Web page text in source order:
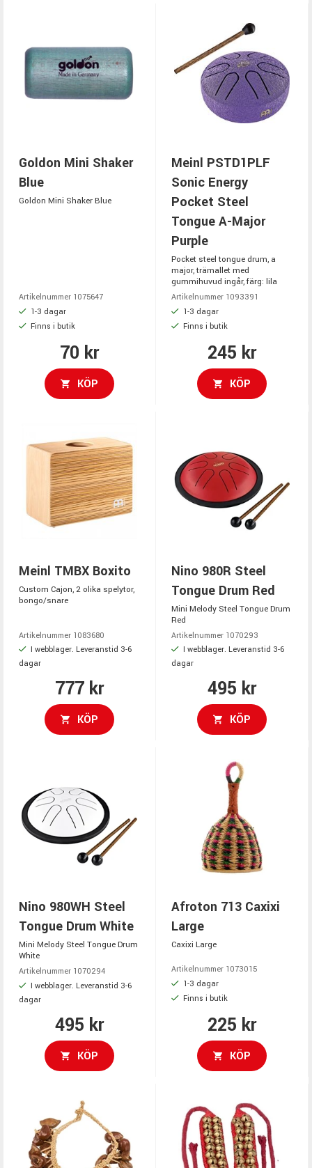
Goldon Mini Shaker
Blue
Goldon Mini Shaker Blue
Artikelnummer 1075647
1-3 dagar
Finns i butik
70 kr
KÖP
Meinl PSTD1PLF
Sonic Energy
Pocket Steel
Tongue A-Major
Purple
Pocket steel tongue drum, a
major, trämallet med
gummihuvud ingår, färg: lila
Artikelnummer 1093391
1-3 dagar
Finns i butik
245 kr
KÖP
Meinl TMBX Boxito
Custom Cajon, 2 olika spelytor,
bongo/snare
Artikelnummer 1083680
I webblager. Leveranstid 3-6
dagar
777 kr
KÖP
Nino 980R Steel
Tongue Drum Red
Mini Melody Steel Tongue Drum
Red
Artikelnummer 1070293
I webblager. Leveranstid 3-6
dagar
495 kr
KÖP
Nino 980WH Steel
Tongue Drum White
Mini Melody Steel Tongue Drum
White
Artikelnummer 1070294
I webblager. Leveranstid 3-6
dagar
495 kr
KÖP
Afroton 713 Caxixi
Large
Caxixi Large
Artikelnummer 1073015
1-3 dagar
Finns i butik
225 kr
KÖP